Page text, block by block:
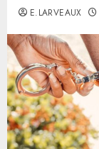
E.LARVEAUX